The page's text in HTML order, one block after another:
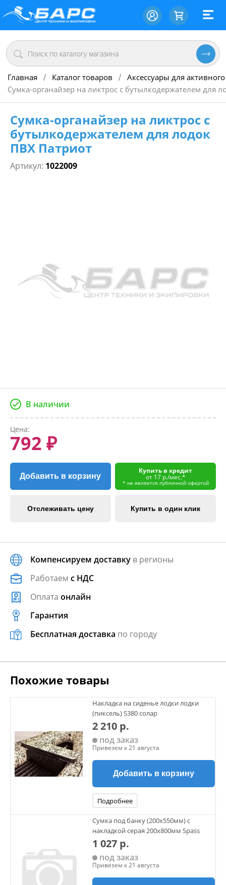
Главная / Каталог товаров / Аксессуары для
Сумка-органайзер на ликтрос с бутылкодержателем для
Сумка-органайзер на ликтрос с
бутылкодержателем для лодок
ПВХ Патриот
Артикул: 1022009
В наличии
Цена:
792 ₽
Добавить в корзину
Купить в кредит
от 17 р./мес.*
* не является публичной офертой
Отслеживать цену Купить в один клик
Компенсируем доставку в регионы
Работаем с НДС
Оплата онлайн
Гарантия
Бесплатная доставка по городу
Похожие товары
Накладка на сиденье лодки лодки
(пиксель) S380 солар
2 210 р.
под заказ
Привезем к 21 августа
Добавить в корзину
Подробнее
Сумка под банку (200х550мм) с
накладкой серая 200х800мм Spass
1 027 р.
под заказ
Привезем к 21 августа